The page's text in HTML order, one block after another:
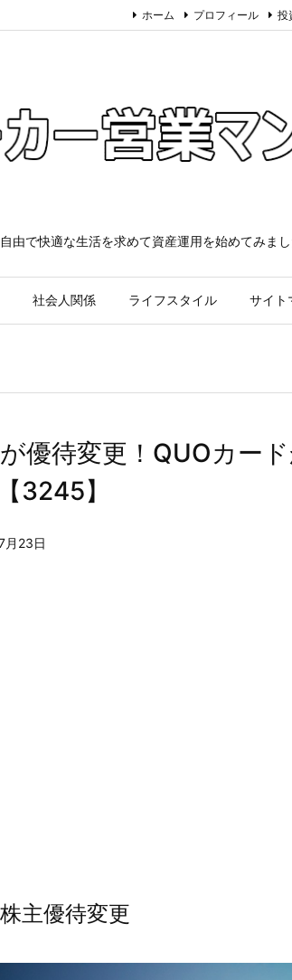
で快適な生活を求めて資産運用を始めてみまし
社会人関係 ライフスタイル サイト
ホーム プロフィール 投
優待変更！QUOカー
3245】
月23日
主優待変更